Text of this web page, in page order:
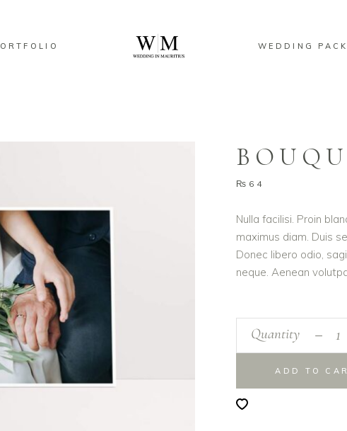
WEDDING
₨ 64
Nulla facilisi. Proin
maximus diam. Duis
Donec libero odio,
neque. Aenean
Quantity
ADD TO